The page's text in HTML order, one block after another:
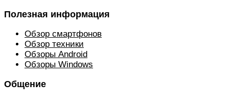
Полезная информация
Обзор смартфонов
Обзор техники
Обзоры Android
Обзоры Windows
Общение